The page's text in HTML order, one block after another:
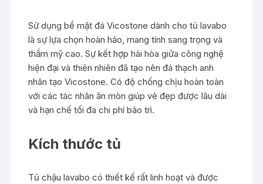
Sử dụng bề mặt đá Vicostone dành cho tủ lavabo
là sự lựa chọn hoàn hảo, mang tính sang trọng và
thẩm mỹ cao. Sự kết hợp hài hòa giữa công nghệ
hiện đại và thiên nhiên đã tạo nên đá thạch anh
nhân tạo Vicostone. Có độ chống chịu hoàn toàn
với các tác nhân ăn mòn giúp vẻ đẹp được lâu dài
và hạn chế tối đa chi phí bảo trì.
Kích thước tủ
Tủ chậu lavabo có thiết kế rất linh hoạt và được